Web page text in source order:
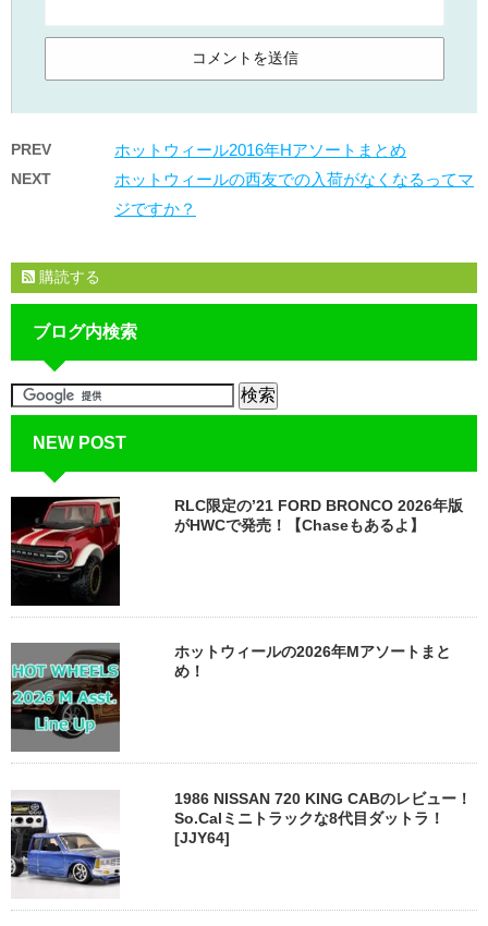
PREV ホットウィール2016年Hアソートまとめ
NEXT
ホットウィールの西友での入荷がなくなるってマ
ジですか？
購読する
ブログ内検索
NEW POST
RLC限定の’21 FORD BRONCO 2026年版
がHWCで発売！【Chaseもあるよ】
ホットウィールの2026年Mアソートまと
め！
1986 NISSAN 720 KING CABのレビュー！
So.Calミニトラックな8代目ダットラ！
[JJY64]